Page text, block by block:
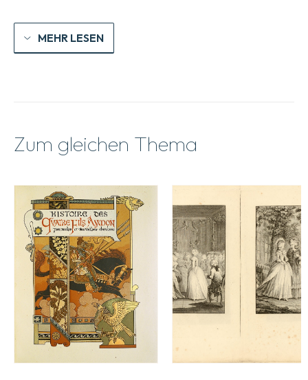
MEHR LESEN
Zum gleichen Thema